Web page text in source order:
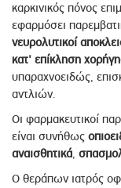
καρκινικός πόνος
εφαρμόσει
νευρολυτικοί
κατ' επίκληση
υπαραχνοειδώς,
αντλιών.
Οι φαρμακευτικοί
είναι συνήθως
αναισθητικά,
Ο θεράπων ιατρός